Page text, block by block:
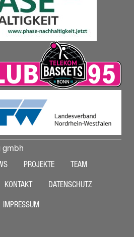
gmbh
PROJEKTE TEAM
KONTAKT DATENSCHUTZ
IMPRESSUM